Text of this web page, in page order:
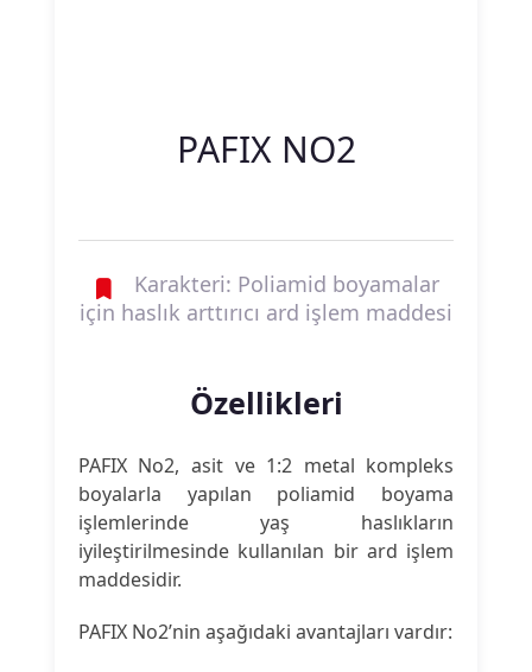
PAFIX NO2
Karakteri: Poliamid boyamalar
için haslık arttırıcı ard işlem maddesi
Özellikleri
PAFIX No2, asit ve 1:2 metal kompleks
boyalarla yapılan poliamid boyama
işlemlerinde yaş haslıkların
iyileştirilmesinde kullanılan bir ard işlem
maddesidir.
PAFIX No2’nin aşağıdaki avantajları vardır: